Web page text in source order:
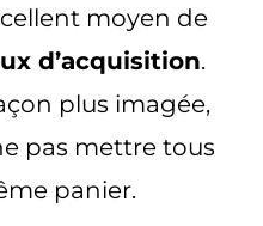
moyen de
d’acquisition.
plus imagée,
pas mettre tous
panier.